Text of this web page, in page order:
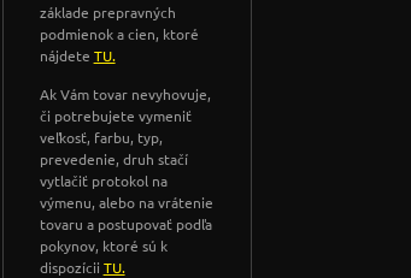
základe prepravných
podmienok a cien, ktoré
nájdete TU.
Ak Vám tovar nevyhovuje,
či potrebujete vymeniť
veľkosť, farbu, typ,
prevedenie, druh stačí
vytlačiť protokol na
výmenu, alebo na vrátenie
tovaru a postupovať podľa
pokynov, ktoré sú k
dispozícii TU.